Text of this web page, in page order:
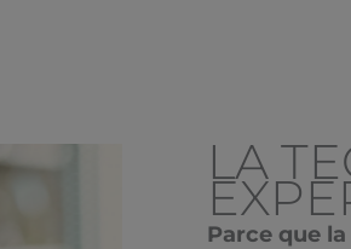
LA
Parce que